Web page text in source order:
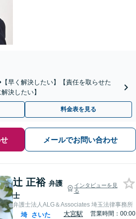
早く解決したい】【責任を取らせた
決したい】
料金表を見る
メールでお問い合わせ
辻 正裕 弁護
士
インタビューを見
る
弁護士法人ALG＆Associates 埼玉法律事務所
埼 さいた
大宮駅
営業時間：00:00